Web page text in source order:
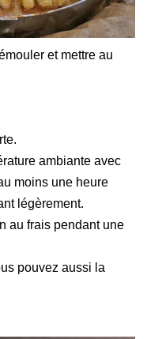
et mettre au
ambiante avec
moins une heure
légèrement.
au frais pendant une
pouvez aussi la